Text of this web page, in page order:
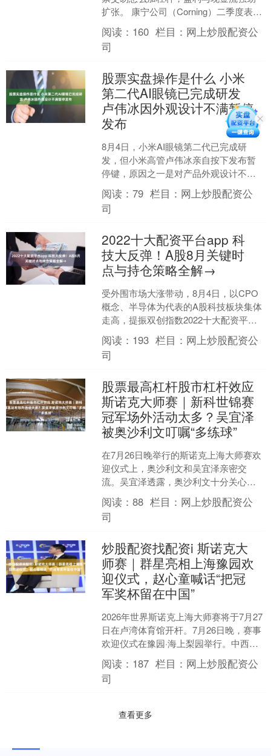
扩张。 康宁公司（Corning）二季度表现
优于市场预期。核心销售额达47.4亿美
元，同比增....
阅读： 160 栏目： 网上炒股配资公
司
股票实盘操作是什么 小米
第二代AI眼镜已完成研发
卢伟冰因外观设计不满暂停
发布
8月4日，小米AI眼镜第二代已完成研
发，但小米高管卢伟冰亲自按下发布暂
停键，原因之一是对产品外观设计不太
满意并要求重新调整设计，或延期至第
四季度甚至明年发布。 ....
阅读：79 栏目： 网上炒股配资公
司
2022十大配资平台app 科
技大反弹！A股8月关键时
点与持仓策略全解→
受外围市场大涨带动，8月4日，以CPO
概念、半导体为代表的A股科技板块集体
走高，提振双创指数2022十大配资平台
app，大消费、金融板块走势偏弱。全市
场超360....
阅读： 193 栏目： 网上炒股配资公
司
股票最高杠杆股市杠杆效应
斯诺克大师赛｜新科世锦赛
冠军场外活动太多？吴宜泽
被奥沙利文叮嘱“多练球”
在7月26日晚举行的斯诺克上海大师赛欢
迎仪式上，奥沙利文和吴宜泽亲密交
流。吴宜泽透露，奥沙利文十分关心自
己的近况。 “他了解了我是不是最近很忙
股票最高杠杆股市杠....
阅读：88 栏目： 网上炒股配资公
司
炒股配资找配资i 斯诺克大
师赛｜群星亮相上海豫园欢
迎仪式，赵心童喊话“把冠
军奖杯留在中国”
2026年世界斯诺克上海大师赛将于7月27
日在卢湾体育馆开杆。7月26日晚，赛事
欢迎仪式在豫园·海上梨园举行。中西交
融的雅致场景，为赛事20周年赋予了独
特的文化....
阅读： 187 栏目： 网上炒股配资公
司
查看更多